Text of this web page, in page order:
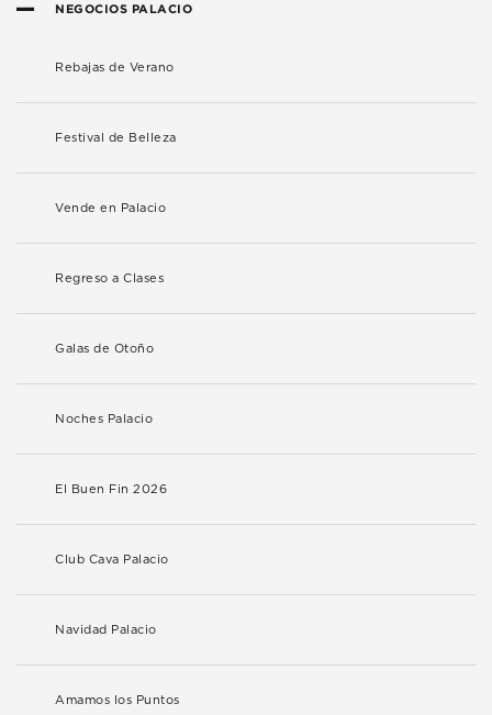
NEGOCIOS PALACIO
Rebajas de Verano
Festival de Belleza
Vende en Palacio
Regreso a Clases
Galas de Otoño
Noches Palacio
El Buen Fin 2026
Club Cava Palacio
Navidad Palacio
Amamos los Puntos